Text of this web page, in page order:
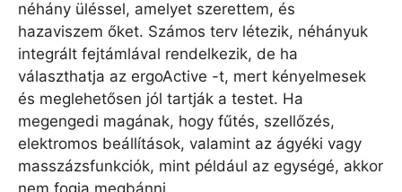
néhány üléssel, amelyet szerettem, és
hazaviszem őket. Számos terv létezik, néhányuk
integrált fejtámlával rendelkezik, de ha
választhatja az ergoActive -t, mert kényelmesek
és meglehetősen jól tartják a testet. Ha
megengedi magának, hogy fűtés, szellőzés,
elektromos beállítások, valamint az ágyéki vagy
masszázsfunkciók, mint például az egységé, akkor